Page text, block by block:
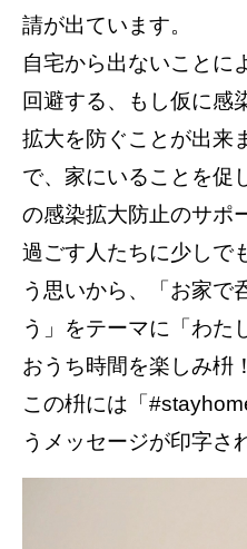
請が出ています。
自宅から出ないことに
回避する、もし仮に感
拡大を防ぐことが出来
で、家にいることを促
の感染拡大防止のサポ
過ごす人たちに少しで
う思いから、「お家で
う」をテーマに「わた
おうち時間を楽しみ枡
この枡には「
うメッセージが印字さ